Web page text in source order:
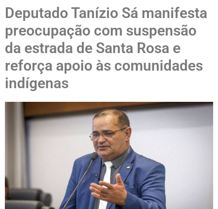
Deputado Tanízio Sá manifesta
preocupação com suspensão
da estrada de Santa Rosa e
reforça apoio às comunidades
indígenas